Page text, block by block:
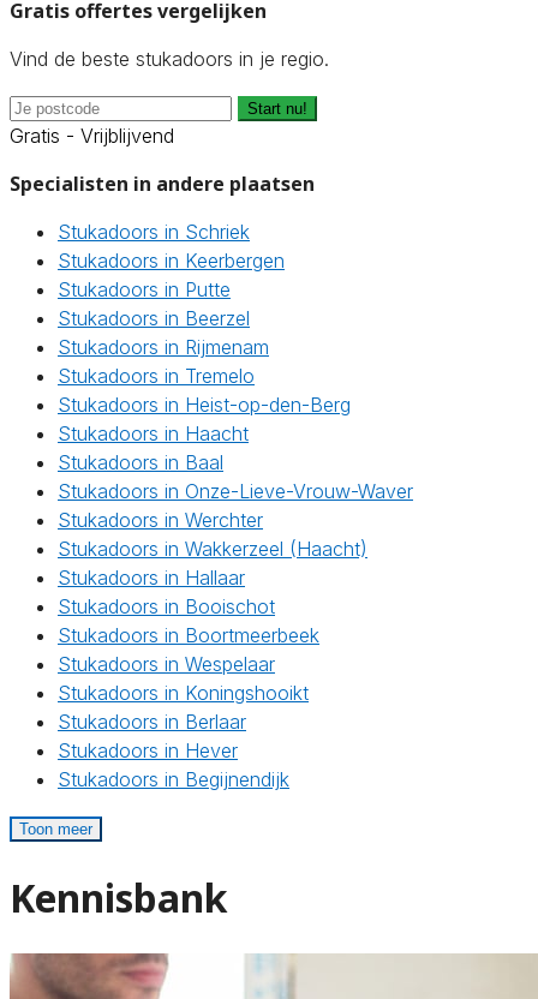
Gratis offertes vergelijken
Vind de beste stukadoors in je regio.
Start nu!
Gratis - Vrijblijvend
Specialisten in andere plaatsen
Stukadoors in Schriek
Stukadoors in Keerbergen
Stukadoors in Putte
Stukadoors in Beerzel
Stukadoors in Rijmenam
Stukadoors in Tremelo
Stukadoors in Heist-op-den-Berg
Stukadoors in Haacht
Stukadoors in Baal
Stukadoors in Onze-Lieve-Vrouw-Waver
Stukadoors in Werchter
Stukadoors in Wakkerzeel (Haacht)
Stukadoors in Hallaar
Stukadoors in Booischot
Stukadoors in Boortmeerbeek
Stukadoors in Wespelaar
Stukadoors in Koningshooikt
Stukadoors in Berlaar
Stukadoors in Hever
Stukadoors in Begijnendijk
Toon meer
Kennisbank